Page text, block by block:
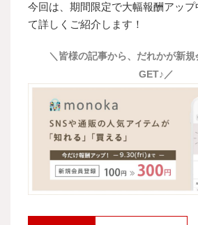
今回は、期間限定で大幅報酬アッ
て詳しくご紹介します！
＼皆様の記事から、だれかが新規
GET♪／